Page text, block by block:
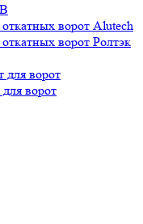
ворот Alutech
ворот Ролтэк
для ворот
ворот